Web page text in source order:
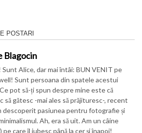
Blagocin
Sunt persoana din spatele acestui
pot să-ți spun despre mine este că
să gătesc -mai ales să prăjituresc-, recent
descoperit pasiunea pentru fotografie și
Ah, era să uit. Am un câine
pe care îl iubesc până la cer și înapoi!